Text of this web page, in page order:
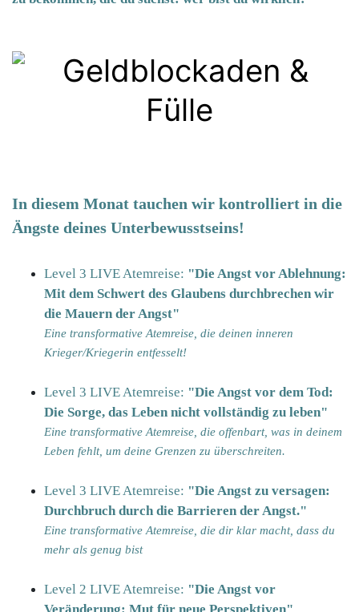
In diesem Monat tauchen wir kontrolliert in die
Ängste deines Unterbewusstseins!
Level 3 LIVE Atemreise: "Die Angst vor Ablehnung:
Mit dem Schwert des Glaubens durchbrechen wir
die Mauern der Angst"
Eine transformative Atemreise, die deinen inneren
Krieger/Kriegerin entfesselt!
Level 3 LIVE Atemreise: "Die Angst vor dem Tod:
Die Sorge, das Leben nicht vollständig zu leben"
Eine transformative Atemreise, die offenbart, was in deinem
Leben fehlt, um deine Grenzen zu überschreiten.
Level 3 LIVE Atemreise: "Die Angst zu versagen:
Durchbruch durch die Barrieren der Angst."
Eine transformative Atemreise, die dir klar macht, dass du
mehr als genug bist
Level 2 LIVE Atemreise: "Die Angst vor